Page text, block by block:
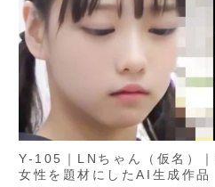
Y-105｜LNちゃん（仮名）
女性を題材にしたAI生成作品